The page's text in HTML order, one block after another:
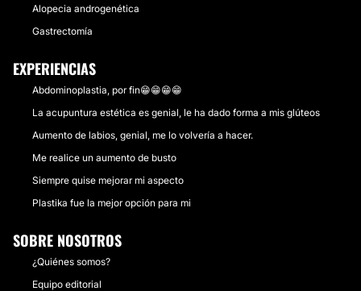
Alopecia androgenética
Gastrectomía
EXPERIENCIAS
Abdominoplastia, por fin😁😁😁😁
La acupuntura estética es genial, le ha dado forma a mis glúteos
Aumento de labios, genial, me lo volvería a hacer.
Me realice un aumento de busto
Siempre quise mejorar mi aspecto
Plastika fue la mejor opción para mi
SOBRE NOSOTROS
¿Quiénes somos?
Equipo editorial